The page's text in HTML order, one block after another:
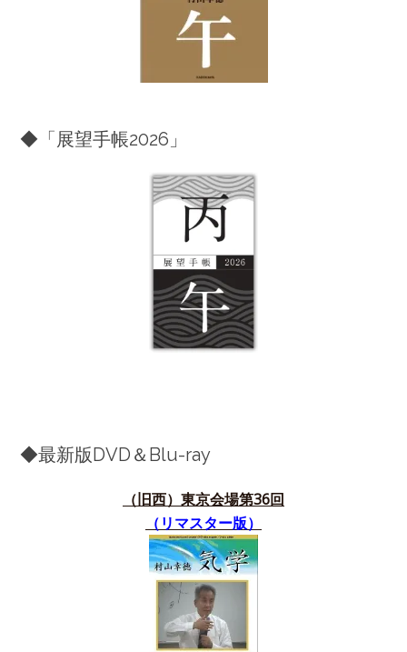
◆「展望手帳2026」
◆最新版DVD＆Blu-ray
（旧西）東京会場第36回
（リマスター版）